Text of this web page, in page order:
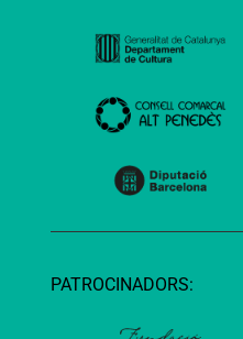
PATROCINADORS: